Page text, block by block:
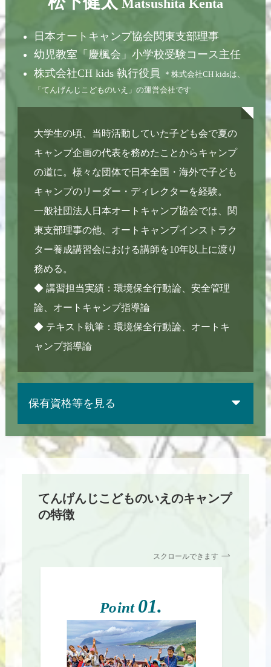
Matsushita Kenta
日本オートキャンプ協会関東支部理事
幼児教室「慶楓会」小学校受験コース主任
株式会社CH kids 執行役員
＊株式会社CH kidsは、
「てんげんじこどものいえ」の運営会社です
大学生の頃、当時活動していた子ども会で夏の
キャンプ企画の代表を務めたことからキャンプ
の道に。様々な団体で日本全国・海外で子ども
キャンプのリーダー・ディレクターを経験。
一般社団法人日本オートキャンプ協会では、関
東支部理事の他、オートキャンプインストラク
ター養成講習会における講師を10年以上に渡り
務める。
◆ 講習担当実績：環境保全行動論、安全管理
論、オートキャンプ指導論
◆ テキスト執筆：環境保全行動論、オートキ
ャンプ指導論
保有資格等を見る
てんげんじこどものいえのキャンプ
の特徴
スクロールできます
Point 01.